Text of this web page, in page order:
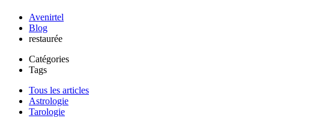
Avenirtel
Blog
restaurée
Catégories
Tags
Tous les articles
Astrologie
Tarologie